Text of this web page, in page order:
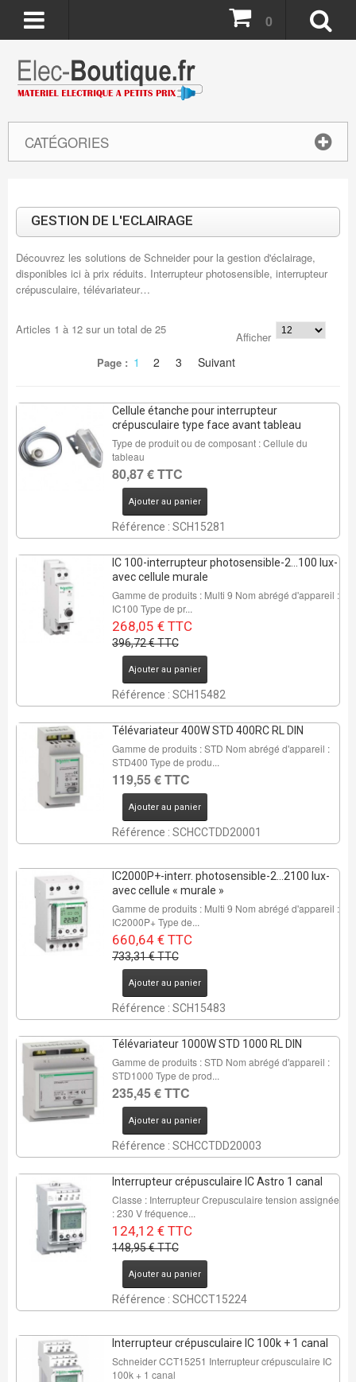
CATÉGORIES
0
GESTION DE L'ECLAIRAGE
Découvrez les solutions de Schneider pour la gestion d'éclairage,
disponibles ici à prix réduits. Interrupteur photosensible, interrupteur
crépusculaire, télévariateur…
Articles 1 à 12sur un total de 25
Afficher
Page : 1 2 3 Suivant
Cellule étanche pour interrupteur
crépusculaire type face avant tableau
Type de produit ou de composant : Cellule du
tableau
80,87 € TTC
Ajouter au panier
Référence : SCH15281
IC 100-interrupteur photosensible-2...100 lux-
avec cellule murale
Gamme de produits : Multi 9 Nom abrégé d'appareil :
IC100 Type de pr...
268,05 € TTC
396,72 € TTC
Ajouter au panier
Référence : SCH15482
Télévariateur 400W STD 400RC RL DIN
Gamme de produits : STD Nom abrégé d'appareil :
STD400 Type de produ...
119,55 € TTC
Ajouter au panier
Référence : SCHCCTDD20001
IC2000P+-interr. photosensible-2...2100 lux-
avec cellule « murale »
Gamme de produits : Multi 9 Nom abrégé d'appareil :
IC2000P+ Type de...
660,64 € TTC
733,31 € TTC
Ajouter au panier
Référence : SCH15483
Télévariateur 1000W STD 1000 RL DIN
Gamme de produits : STD Nom abrégé d'appareil :
STD1000 Type de prod...
235,45 € TTC
Ajouter au panier
Référence : SCHCCTDD20003
Interrupteur crépusculaire IC Astro 1 canal
Classe : Interrupteur Crepusculaire tension assignée
: 230 V fréquence...
124,12 € TTC
148,95 € TTC
Ajouter au panier
Référence : SCHCCT15224
Interrupteur crépusculaire IC 100k + 1 canal
Schneider CCT15251 Interrupteur crépusculaire IC
100k + 1 canal